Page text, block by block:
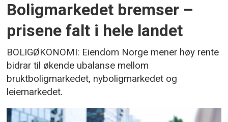
Boligmarkedet bremser –
prisene falt i hele landet
BOLIGØKONOMI: Eiendom Norge mener høy rente
bidrar til økende ubalanse mellom
bruktboligmarkedet, nyboligmarkedet og
leiemarkedet.